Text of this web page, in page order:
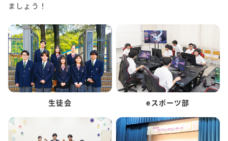
ましょう！
生徒会 eスポーツ部